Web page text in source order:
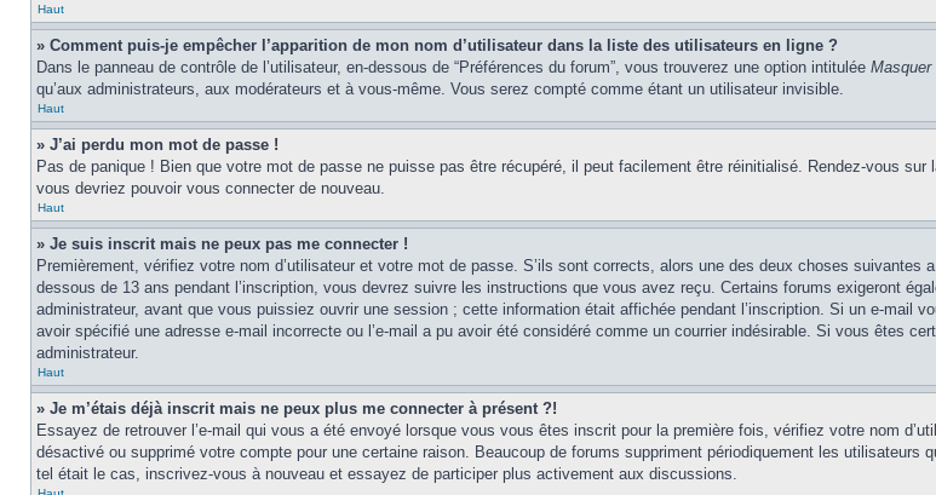
Haut
» Comment puis-je empêcher l’apparition de mon nom d’utilisateur dans la liste des utilisateurs en ligne ?
Dans le panneau de contrôle de l’utilisateur, en-dessous de “Préférences du forum”, vous trouverez une option intitulée
qu’aux administrateurs, aux modérateurs et à vous-même. Vous serez compté comme étant un utilisateur invisible.
Haut
» J’ai perdu mon mot de passe !
Pas de panique ! Bien que votre mot de passe ne puisse pas être récupéré, il peut facilement être réinitialisé. Rendez-vous sur
vous devriez pouvoir vous connecter de nouveau.
Haut
» Je suis inscrit mais ne peux pas me connecter !
Premièrement, vérifiez votre nom d’utilisateur et votre mot de passe. S’ils sont corrects, alors une des deux choses
dessous de 13 ans pendant l’inscription, vous devrez suivre les instructions que vous avez reçu. Certains forums exigeront
administrateur, avant que vous puissiez ouvrir une session ; cette information était affichée pendant l’inscription. Si un e-mail
avoir spécifié une adresse e-mail incorrecte ou l’e-mail a pu avoir été considéré comme un courrier indésirable. Si vous êtes
administrateur.
Haut
» Je m’étais déjà inscrit mais ne peux plus me connecter à présent ?!
Essayez de retrouver l’e-mail qui vous a été envoyé lorsque vous vous êtes inscrit pour la première fois, vérifiez votre nom
désactivé ou supprimé votre compte pour une certaine raison. Beaucoup de forums suppriment périodiquement les
tel était le cas, inscrivez-vous à nouveau et essayez de participer plus activement aux discussions.